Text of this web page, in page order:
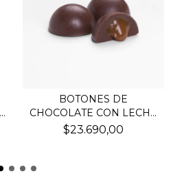
BOTONES DE
CHOCOLATE CON LECHE
CON DULCE...
$23.690,00